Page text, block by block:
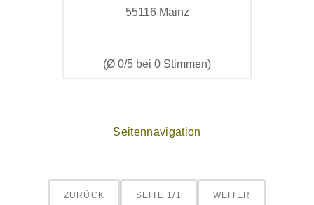
55116 Mainz
(Ø 0/5 bei 0 Stimmen)
Seitennavigation
ZURÜCK SEITE 1/1 WEITER